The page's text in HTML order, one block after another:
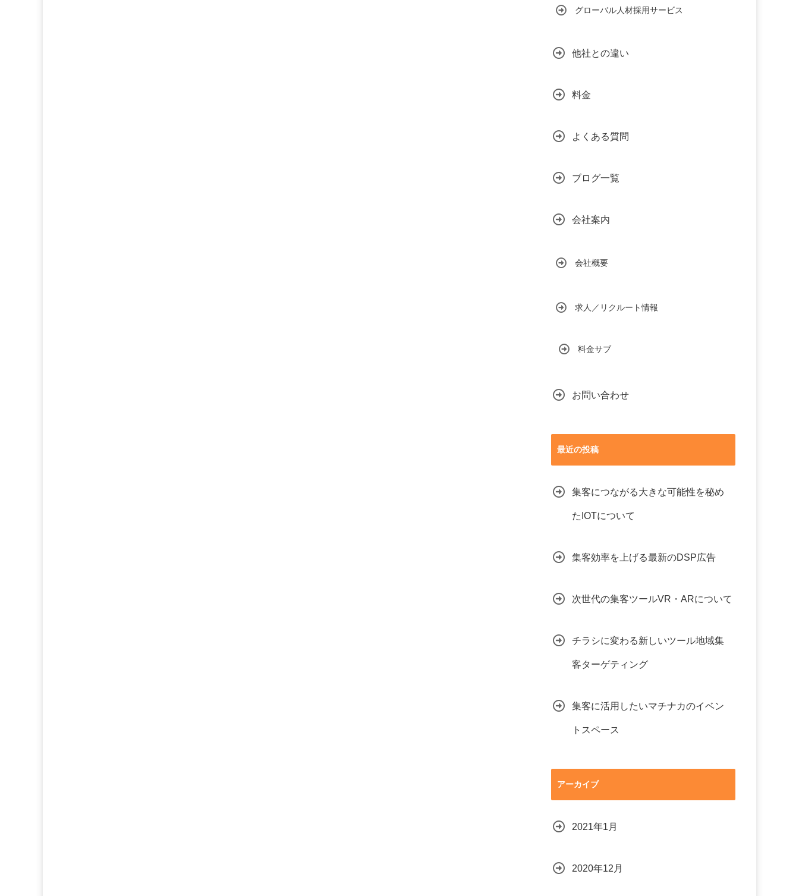
グローバル人材採用サービス
他社との違い
料金
よくある質問
ブログ一覧
会社案内
会社概要
求人／リクルート情報
料金サブ
お問い合わせ
最近の投稿
集客につながる大きな可能性を秘め
たIOTについて
集客効率を上げる最新のDSP広告
次世代の集客ツールVR・ARについて
チラシに変わる新しいツール地域集
客ターゲティング
集客に活用したいマチナカのイベン
トスペース
アーカイブ
2021年1月
2020年12月